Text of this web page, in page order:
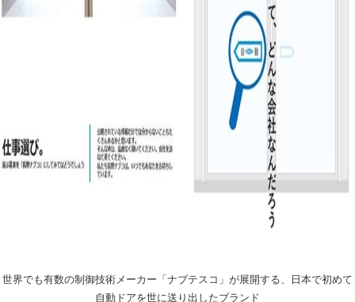
世界でも有数の制御技術メーカー「ナブテスコ」が展開する、日本で初めて
自動ドアを世に送り出したブランド